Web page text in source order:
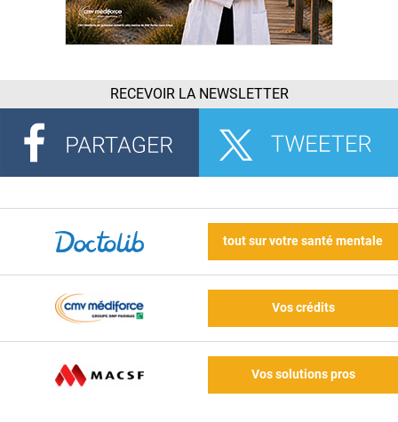
RECEVOIR LA NEWSLETTER
tout sur votre santé mentale
Vos crédits
Vos solutions pros